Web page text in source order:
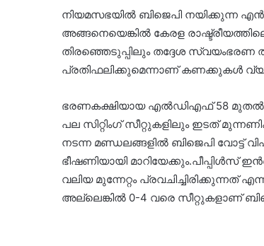
നിയമസഭയില്‍ ബിജെപി നയിക്കുന്ന
അങ്ങനെയെങ്കില്‍ കേരള
തിരഞ്ഞെടുപ്പിലും തദ്ദേശ സ്വയംഭരണ
പ്രതിഫലിക്കുമെന്നാണ് കണക്കുകള്‍
ഭരണകക്ഷിയായ എല്‍ഡിഎഫ് 58 മുതല്‍
പല സിറ്റിംഗ് സീറ്റുകളിലും ഇടത്
നടന്ന മണ്ഡലങ്ങളില്‍ ബിജെപി വോട്ട്
ഭീഷണിയായി
വലിയ മുന്നേറ്റം പ്രവചിച്ചിരിക്കുന്നത്
അല്ലെങ്കില്‍ 0-4 വരെ സീറ്റുകളാണ്